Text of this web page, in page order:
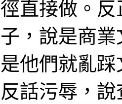
直接做。
，說是商
他們就亂
話污辱，